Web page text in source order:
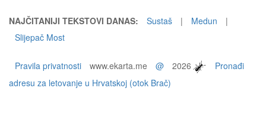
NAJČITANIJI TEKSTOVI DANAS: Sustaš | Medun
|
Slijepač Most
Pravila privatnosti www.ekarta.me @ 2026
Pronađi
adresu za letovanje u Hrvatskoj (otok Brač)